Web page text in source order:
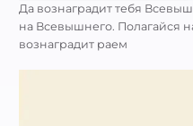
Да вознаградит тебя
на Всевышнего. Полагайся
вознаградит раем